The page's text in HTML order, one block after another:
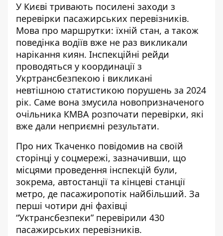
У Києві тривають посилені заходи з
перевірки пасажирських перевізників.
Мова про маршрутки: їхній стан, а також
поведінка водіїв вже не раз викликали
нарікання киян. Інспекційні рейди
проводяться у координації з
Укртрансбезпекою і викликані
невтішною статистикою порушень за 2024
рік. Саме вона змусила новопризначеного
очільника КМВА розпочати перевірки, які
вже дали неприємні результати.
Про них Ткаченко повідомив на своїй
сторінці у соцмережі, зазначивши, що
місцями проведення інспекцій були,
зокрема, автостанції та кінцеві станції
метро, де пасажиропотік найбільший. За
перші чотири дні фахівці
“Уктрансбезпеки” перевірили 430
пасажирських перевізників.